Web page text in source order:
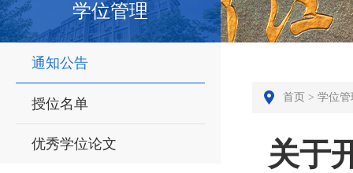
学位管理
通知公告
授位名单
优秀学位论文
首页 > 学位管
关于